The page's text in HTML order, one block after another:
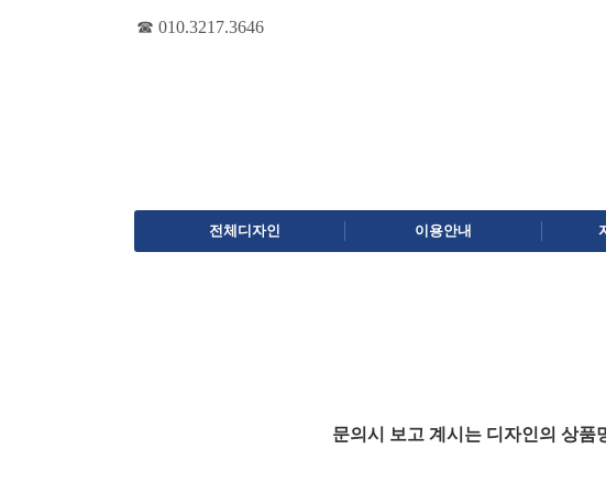
☎ 010.3217.3646
전체디자인 이용안내
문의시 보고 계시는 디자인의 상품